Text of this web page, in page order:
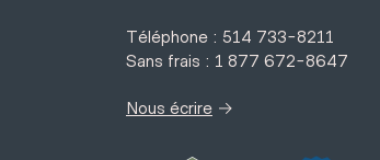
Téléphone : 514 733-8211
Sans frais : 1 877 672-8647
Nous écrire →